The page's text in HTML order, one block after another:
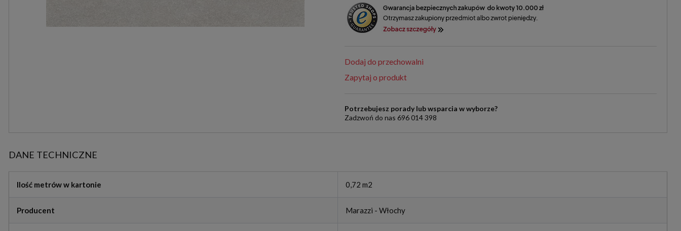
Dodaj do przechowalni
Zapytaj o produkt
Potrzebujesz porady lub wsparcia w wyborze?
Zadzwoń do nas 696 014 398
DANE TECHNICZNE
Ilość metrów w kartonie 0,72 m2
Producent Marazzi - Włochy